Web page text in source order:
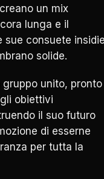
un mix
lunga e il
sue consuete
solide.
gruppo unito,
obiettivi
il suo futuro
di esserne
per tutta la